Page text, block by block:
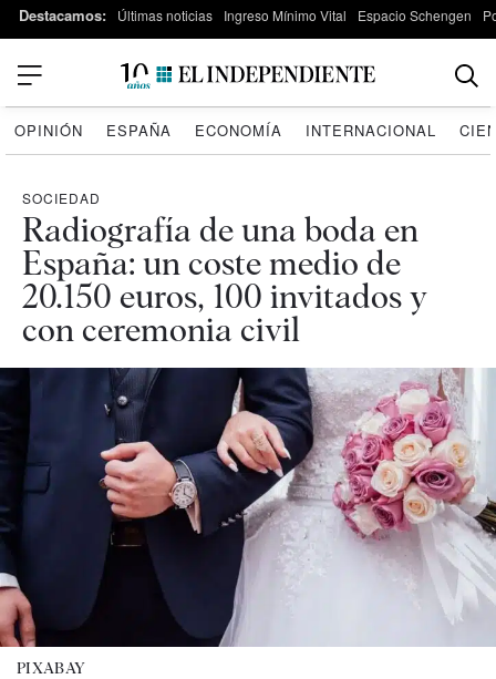
Destacamos: Últimas noticias Ingreso Mínimo Vital Espacio Schengen
OPINIÓN ESPAÑA ECONOMÍA INTERNACIONAL
SOCIEDAD
Radiografía de una boda en
España: un coste medio de
20.150 euros, 100 invitados y
con ceremonia civil
PIXABAY